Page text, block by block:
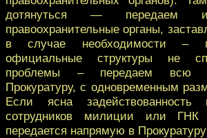
дотянуться — передаем
правоохранительные органы,
в случае необходимости –
официальные структуры не
проблемы – передаем всю
Прокуратуру, с одновременным
Если ясна задействованность
сотрудников милиции или
передается напрямую в